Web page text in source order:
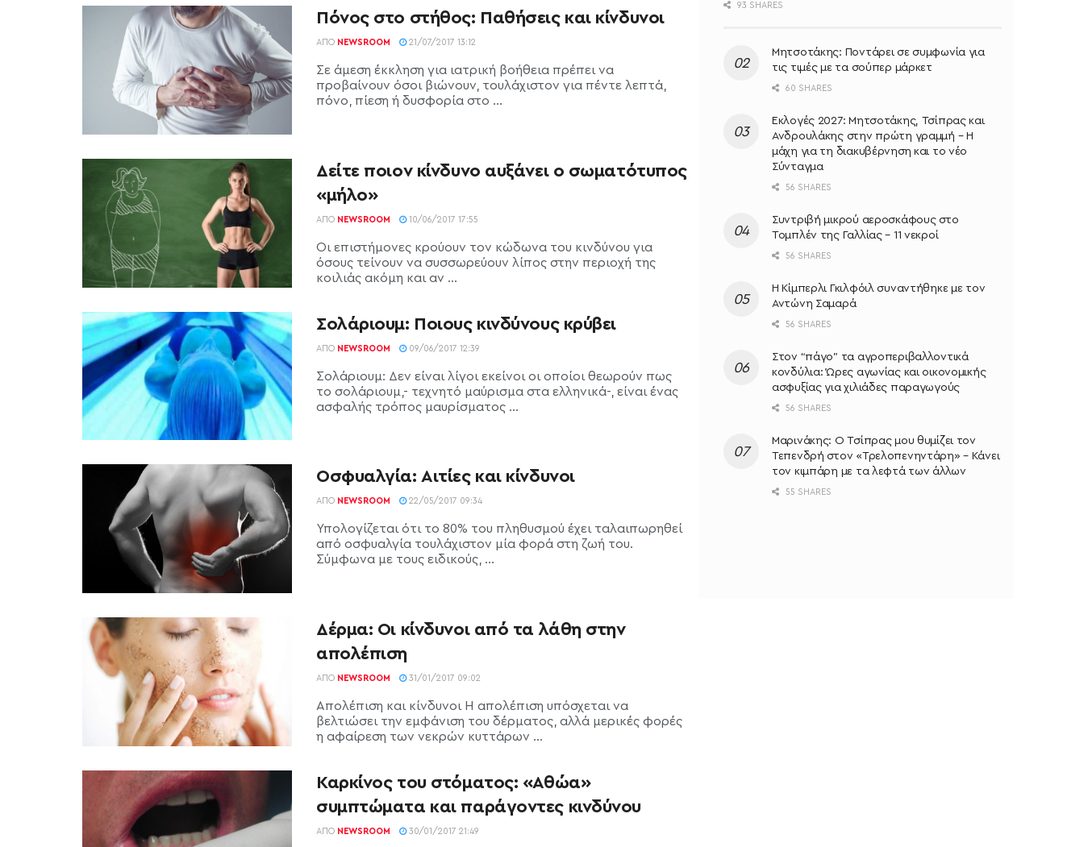
Πόνος στο στήθος: Παθήσεις και κίνδυνοι
ΑΠΌ NEWSROOM 21/07/2017 13:12
Σε άμεση έκκληση για ιατρική βοήθεια πρέπει να
προβαίνουν όσοι βιώνουν, τουλάχιστον για πέντε λεπτά,
πόνο, πίεση ή δυσφορία στο ...
Δείτε ποιον κίνδυνο αυξάνει ο σωματότυπος
«μήλο»
ΑΠΌ NEWSROOM 10/06/2017 17:55
Οι επιστήμονες κρούουν τον κώδωνα του κινδύνου για
όσους τείνουν να συσσωρεύουν λίπος στην περιοχή της
κοιλιάς ακόμη και αν ...
Σολάριουμ: Ποιους κινδύνους κρύβει
ΑΠΌ NEWSROOM 09/06/2017 12:39
Σολάριουμ: Δεν είναι λίγοι εκείνοι οι οποίοι θεωρούν πως
το σολάριουμ,- τεχνητό μαύρισμα στα ελληνικά-, είναι ένας
ασφαλής τρόπος μαυρίσματος ...
Οσφυαλγία: Αιτίες και κίνδυνοι
ΑΠΌ NEWSROOM 22/05/2017 09:34
Υπολογίζεται ότι το 80% του πληθυσμού έχει ταλαιπωρηθεί
από οσφυαλγία τουλάχιστον μία φορά στη ζωή του.
Σύμφωνα με τους ειδικούς, ...
Δέρμα: Οι κίνδυνοι από τα λάθη στην
απολέπιση
ΑΠΌ NEWSROOM 31/01/2017 09:02
Απολέπιση και κίνδυνοι Η απολέπιση υπόσχεται να
βελτιώσει την εμφάνιση του δέρματος, αλλά μερικές φορές
η αφαίρεση των νεκρών κυττάρων ...
Καρκίνος του στόματος: «Αθώα»
συμπτώματα και παράγοντες κινδύνου
ΑΠΌ NEWSROOM 30/01/2017 21:49
93 SHARES
Μητσοτάκης: Ποντάρει σε συμφωνία για
τις τιμές με τα σούπερ μάρκετ
60 SHARES
Εκλογές 2027: Μητσοτάκης, Τσίπρας και
Ανδρουλάκης στην πρώτη γραμμή – Η
μάχη για τη διακυβέρνηση και το νέο
Σύνταγμα
56 SHARES
Συντριβή μικρού αεροσκάφους στο
Τομπλέν της Γαλλίας – 11 νεκροί
56 SHARES
Η Κίμπερλι Γκιλφόιλ συναντήθηκε με τον
Αντώνη Σαμαρά
56 SHARES
Στον “πάγο” τα αγροπεριβαλλοντικά
κονδύλια: Ώρες αγωνίας και οικονομικής
ασφυξίας για χιλιάδες παραγωγούς
56 SHARES
Μαρινάκης: Ο Τσίπρας μου θυμίζει τον
Τεπενδρή στον «Τρελοπενηντάρη» – Κάνει
τον κιμπάρη με τα λεφτά των άλλων
55 SHARES